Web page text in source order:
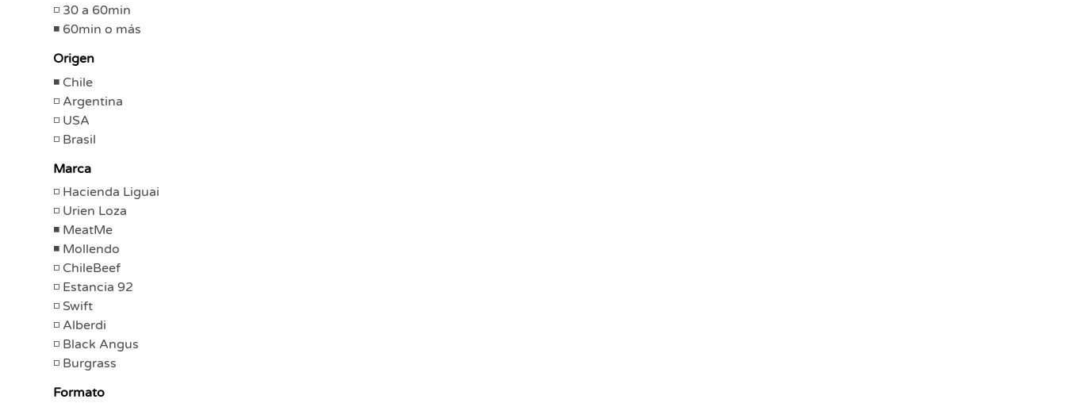
30 a 60min
60min o más
Origen
Chile
Argentina
USA
Brasil
Marca
Hacienda Liguai
Urien Loza
MeatMe
Mollendo
ChileBeef
Estancia 92
Swift
Alberdi
Black Angus
Burgrass
Formato